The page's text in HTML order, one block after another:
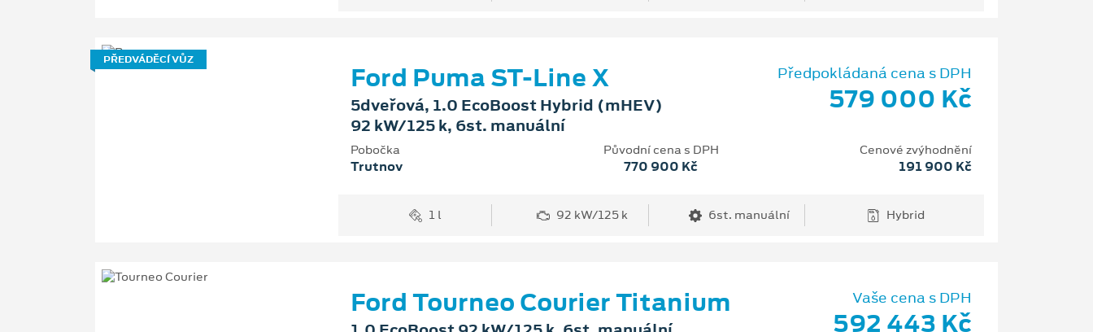
PŘEDVÁDĚCÍ VŮZ
Ford Puma ST-Line X
5dveřová, 1.0 EcoBoost Hybrid (mHEV)
92 kW/125 k, 6st. manuální
Předpokládaná cena s DPH
579 000 Kč
Pobočka
Trutnov
Původní cena s DPH
770 900 Kč
Cenové zvýhodnění
191 900 Kč
1 l 92 kW/125 k 6st. manuální Hybrid
Ford Tourneo Courier Titanium Vaše cena s DPH
592 443 Kč